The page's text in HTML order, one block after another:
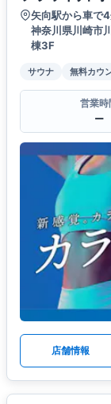
矢向駅から車で
神奈川県川崎市
棟3F
サウナ 無料カウ
営業時
ー
店舗情報